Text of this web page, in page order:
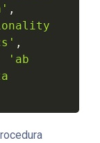
,
,
'ab